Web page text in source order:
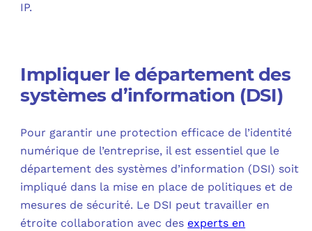
IP.
Impliquer le département des
systèmes d’information (DSI)
Pour garantir une protection efficace de l’identité
numérique de l’entreprise, il est essentiel que le
département des systèmes d’information (DSI) soit
impliqué dans la mise en place de politiques et de
mesures de sécurité. Le DSI peut travailler en
étroite collaboration avec des experts en